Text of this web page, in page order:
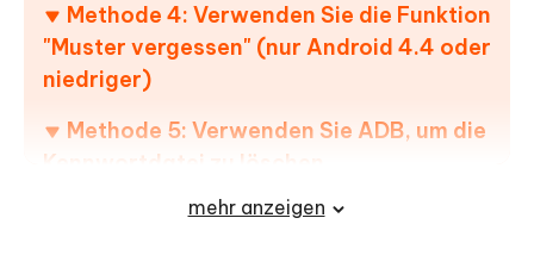
Methode 4: Verwenden Sie die Funktion
"Muster vergessen" (nur Android 4.4 oder
niedriger)
Methode 5: Verwenden Sie ADB, um die
Kennwortdatei zu löschen
Methode 6: In den abgesicherten
mehr anzeigen